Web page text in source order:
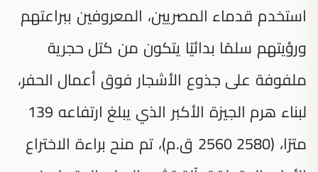
استخدم قدماء المصريين، المعروفين ببراعتهم
ورؤيتهم سلمًا بدائيًا يتكون من كتل حجرية
ملفوفة على جذوع الأشجار فوق أعمال الحفر،
لبناء هرم الجيزة الأكبر الذي يبلغ ارتفاعه 139
مترًا، (2580 2560 ق.م)، تم منح براءة الاختراع